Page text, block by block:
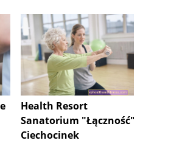
Health Resort
Sanatorium "Łączność"
Ciechocinek